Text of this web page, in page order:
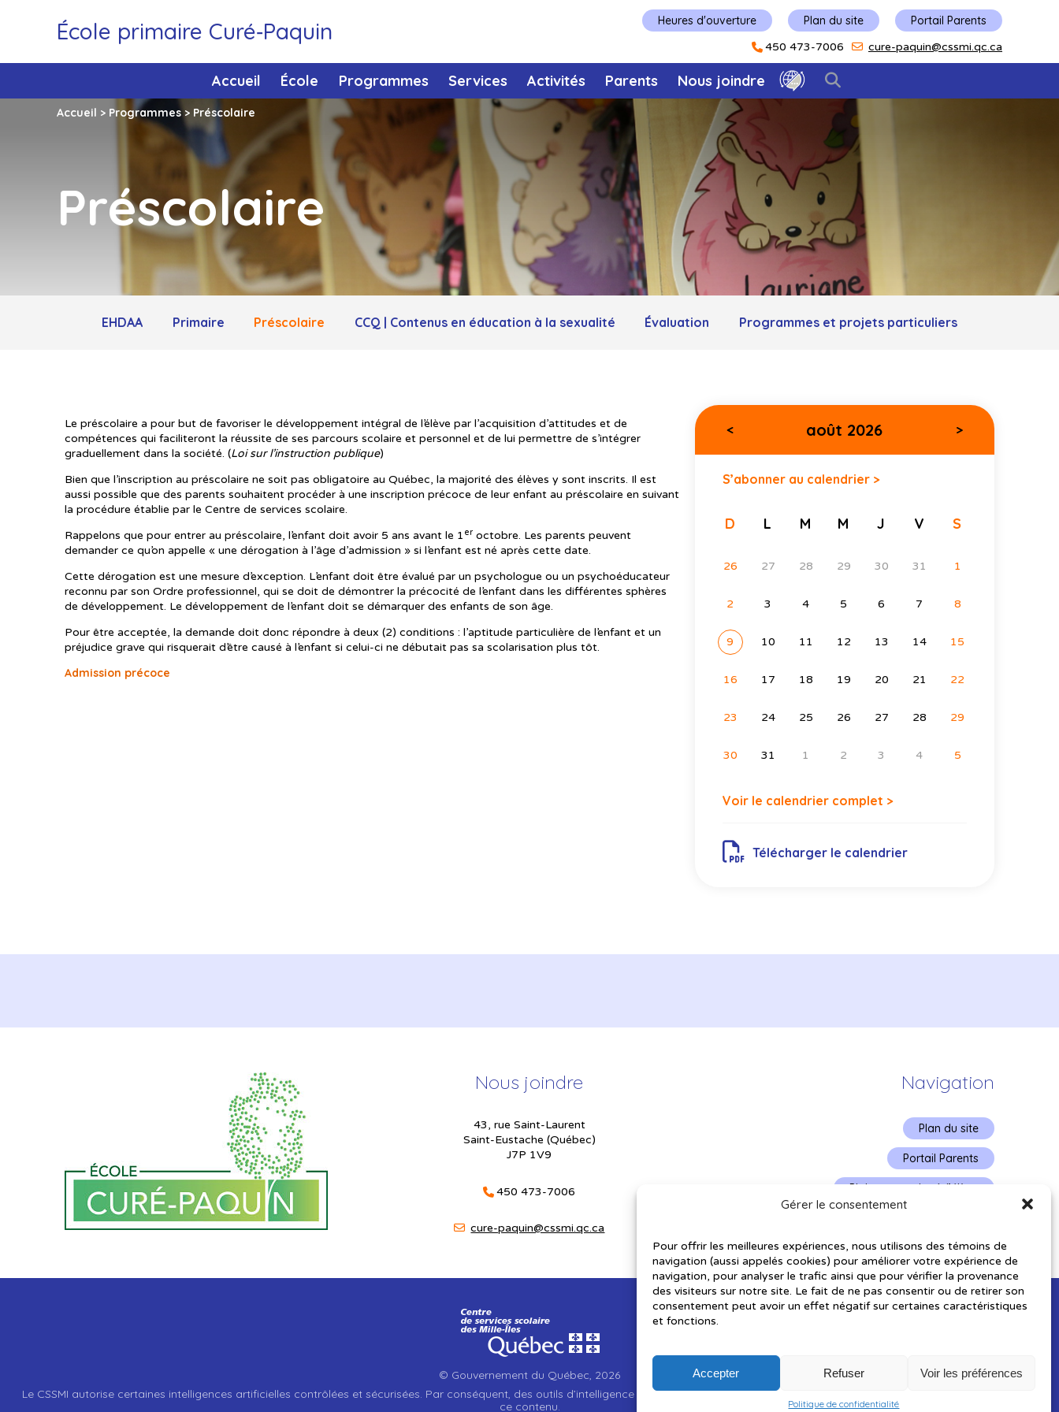
Gérer le consentement
Pour offrir les meilleures expériences, nous utilisons des témoins de
navigation (aussi appelés cookies) pour améliorer votre expérience de
navigation, pour analyser le trafic ainsi que pour vérifier la provenance
des visiteurs sur notre site. Le fait de ne pas consentir ou de retirer son
consentement peut avoir un effet négatif sur certaines caractéristiques
et fonctions.
Accepter Refuser Voir les préférences
Politique de confidentialité
École primaire Curé‑Paquin Plan du site Portail Parents
Heures d'ouverture
450 473-7006 cure-paquin@cssmi.qc.ca
Accueil École Programmes Services Activités Parents Nous joindre
Accueil > Programmes > Préscolaire
Préscolaire
EHDAA Primaire Préscolaire CCQ | Contenus en éducation à la sexualité Évaluation Programmes et projets particuliers
Le préscolaire a pour but de favoriser le développement intégral de l’élève par l’acquisition d’attitudes et de
compétences qui faciliteront la réussite de ses parcours scolaire et personnel et de lui permettre de s’intégrer
graduellement dans la société. (Loi sur l’instruction publique)
Bien que l’inscription au préscolaire ne soit pas obligatoire au Québec, la majorité des élèves y sont inscrits. Il est
aussi possible que des parents souhaitent procéder à une inscription précoce de leur enfant au préscolaire en suivant
la procédure établie par le Centre de services scolaire.
Rappelons que pour entrer au préscolaire, l’enfant doit avoir 5 ans avant le 1 er octobre. Les parents peuvent
demander ce qu’on appelle « une dérogation à l’âge d’admission » si l’enfant est né après cette date.
Cette dérogation est une mesure d’exception. L’enfant doit être évalué par un psychologue ou un psychoéducateur
reconnu par son Ordre professionnel, qui se doit de démontrer la précocité de l’enfant dans les différentes sphères
de développement. Le développement de l’enfant doit se démarquer des enfants de son âge.
Pour être acceptée, la demande doit donc répondre à deux (2) conditions : l’aptitude particulière de l’enfant et un
préjudice grave qui risquerait d’être causé à l’enfant si celui-ci ne débutait pas sa scolarisation plus tôt.
Admission précoce
< août 2026 >
S’abonner au calendrier >
D L M M J V S
26 27 28 29 30 31 1
2 3 4 5 6 7 8
9 10 11 12 13 14 15
16 17 18 19 20 21 22
23 24 25 26 27 28 29
30 31 1 2 3 4 5
Voir le calendrier complet >
Télécharger le calendrier
Nous joindre
43, rue Saint-Laurent
Saint-Eustache (Québec)
J7P 1V9
450 473-7006
cure-paquin@cssmi.qc.ca
Navigation
Plan du site
Portail Parents
Plainte – service à l’élève
© Gouvernement du Québec, 2026
Le CSSMI autorise certaines intelligences artificielles contrôlées et sécurisées. Par conséquent, des outils d’intelligence artificielle autorisés pourraient avoir été utilisés pour soutenir la rédaction de
ce contenu.